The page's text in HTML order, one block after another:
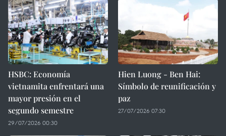
HSBC: Economía
vietnamita enfrentará una
mayor presión en el
segundo semestre
29/07/2026 00:30
Hien Luong - Ben Hai:
Símbolo de reunificación y
paz
27/07/2026 07:30